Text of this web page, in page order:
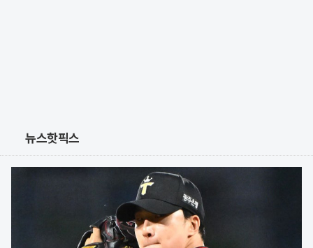
뉴스핫픽스